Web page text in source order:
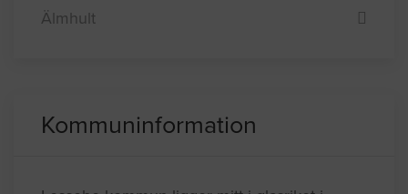
Älmhult
Kommuninformation